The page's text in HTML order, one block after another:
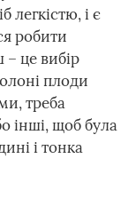
легкістю, і є
робити
це вибір
плоди
треба
інші, щоб була
і тонка